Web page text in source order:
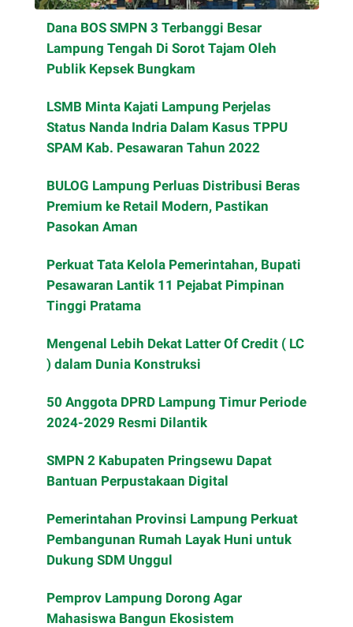
Dana BOS SMPN 3 Terbanggi Besar
Lampung Tengah Di Sorot Tajam Oleh
Publik Kepsek Bungkam
LSMB Minta Kajati Lampung Perjelas
Status Nanda Indria Dalam Kasus TPPU
SPAM Kab. Pesawaran Tahun 2022
BULOG Lampung Perluas Distribusi Beras
Premium ke Retail Modern, Pastikan
Pasokan Aman
Perkuat Tata Kelola Pemerintahan, Bupati
Pesawaran Lantik 11 Pejabat Pimpinan
Tinggi Pratama
Mengenal Lebih Dekat Latter Of Credit ( LC
) dalam Dunia Konstruksi
50 Anggota DPRD Lampung Timur Periode
2024-2029 Resmi Dilantik
SMPN 2 Kabupaten Pringsewu Dapat
Bantuan Perpustakaan Digital
Pemerintahan Provinsi Lampung Perkuat
Pembangunan Rumah Layak Huni untuk
Dukung SDM Unggul
Pemprov Lampung Dorong Agar
Mahasiswa Bangun Ekosistem